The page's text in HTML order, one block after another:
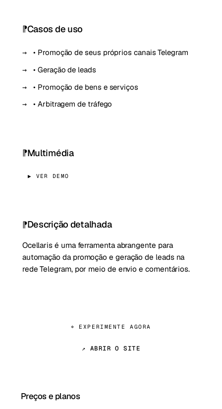
Casos de uso
• Promoção de seus próprios canais Telegram
• Geração de leads
• Promoção de bens e serviços
• Arbitragem de tráfego
Multimédia
▶ VER DEMO
Descrição detalhada
Ocellaris é uma ferramenta abrangente para
automação da promoção e geração de leads na
rede Telegram, por meio de envio e comentários.
⌖ EXPERIMENTE AGORA
↗ ABRIR O SITE
Preços e planos